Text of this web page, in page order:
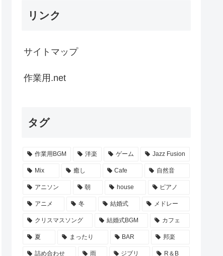
リンク
サイトマップ
作業用.net
タグ
作業用BGM 洋楽 ゲーム Jazz Fusion
Mix 癒し Cafe 自然音
アニソン 朝 house ピアノ
アニメ 冬 結婚式 メドレー
クリスマスソング 結婚式BGM カフェ
夏 まったり BAR 邦楽
詰め合わせ 雨 ジブリ R＆B